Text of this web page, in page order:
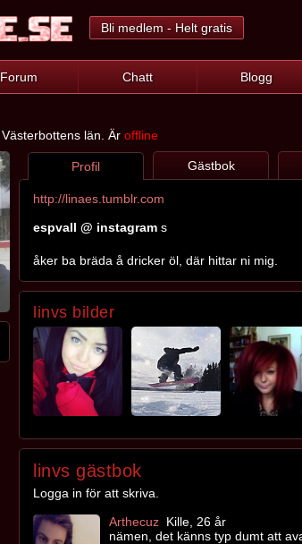
Bli medlem - Helt gratis
Forum Chatt Blogg
, Västerbottens län. Är offline
Profil Gästbok
http://linaes.tumblr.com
espvall @ instagram s
åker ba bräda å dricker öl, där hittar ni mig.
linvs bilder
linvs gästbok
Logga in för att skriva.
Arthecuz Kille, 26 år
nämen, det känns typ dumt att